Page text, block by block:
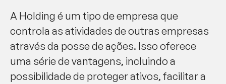
A Holding é um tipo de empresa que
controla as atividades de outras empresas
através da posse de ações. Isso oferece
uma série de vantagens, incluindo a
possibilidade de proteger ativos, facilitar a